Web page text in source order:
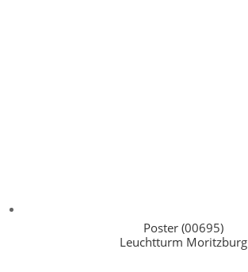
Poster (00695)
Leuchtturm Moritzburg